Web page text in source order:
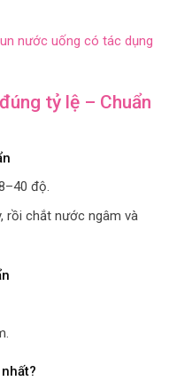
nước uống có tác dụng
tỷ lệ – Chuẩn
độ.
rồi chắt nước ngâm và